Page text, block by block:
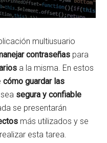
multiusuario
contraseñas para
a la misma. En estos
cómo guardar las
segura y confiable
se presentarán
más utilizados y se
esta tarea.